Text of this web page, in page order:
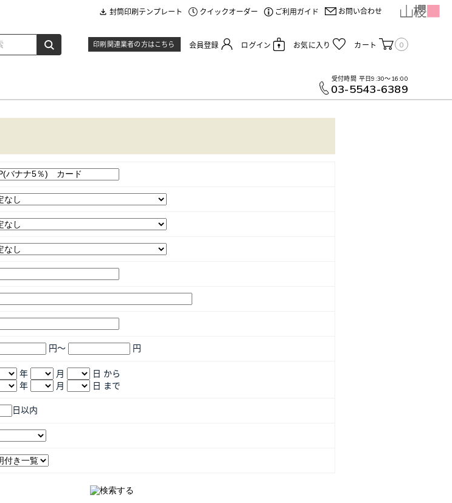
封筒印刷テンプレート クイックオーダー ご利用ガイド お問い合わせ
印刷関連業者の方はこちら 会員登録 ログイン お気に入り カート 0
受付時間 平日9:30～16:00
03-5543-6389
円～ 円
年 月
日 から
年
月 日 まで
日以内